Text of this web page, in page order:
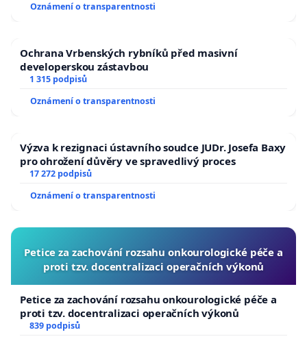
Oznámení o transparentnosti
Ochrana Vrbenských rybníků před masivní
developerskou zástavbou
1 315 podpisů
Oznámení o transparentnosti
Výzva k rezignaci ústavního soudce JUDr. Josefa Baxy
pro ohrožení důvěry ve spravedlivý proces
17 272 podpisů
Oznámení o transparentnosti
Petice za zachování rozsahu onkourologické péče a
proti tzv. docentralizaci operačních výkonů
Petice za zachování rozsahu onkourologické péče a
proti tzv. docentralizaci operačních výkonů
839 podpisů